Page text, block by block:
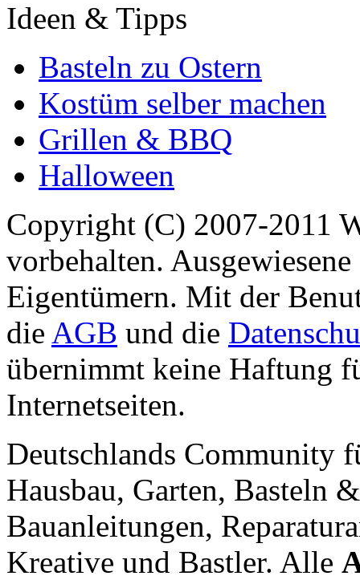
Ideen & Tipps
Basteln zu Ostern
Kostüm selber machen
Grillen & BBQ
Halloween
Copyright (C) 2007-2011
vorbehalten.
Eigentümern. Mit der
die AGB und die
übernimmt keine Haftung
Internetseiten.
Deutschlands Community
Hausbau, Garten, Basteln
Bauanleitungen,
Kreative und Bastler. Alle